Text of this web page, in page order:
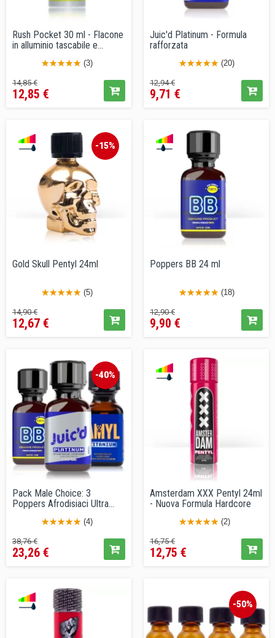
Rush Pocket 30 ml - Flacone
in alluminio tascabile e...
(3)
Prezzo
base
14,85 €Prezzo
12,85 €
Juic'd Platinum - Formula
rafforzata
(20)
Prezzo
base
12,94 €Prezzo
9,71 €
-15%
Gold Skull Pentyl 24ml
(5)
Prezzo
base
14,90 €Prezzo
12,67 €
Poppers BB 24 ml
(18)
Prezzo
base
12,90 €Prezzo
9,90 €
-40%
Pack Male Choice: 3
Poppers Afrodisiaci Ultra
(4)
Prezzo
base
38,76 €Prezzo
23,26 €
Amsterdam XXX Pentyl 24ml
- Nuova Formula Hardcore
(2)
Prezzo
base
16,75 €Prezzo
12,75 €
-50%